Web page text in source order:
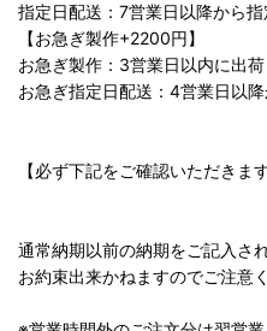
指定日配送：7営業日以降から
【お急ぎ製作+2200円】
お急ぎ製作：3営業日以内に出荷
お急ぎ指定日配送：4営業日以
【必ず下記をご確認いただきま
通常納期以前の納期をご記入さ
お約束出来かねますのでご注意